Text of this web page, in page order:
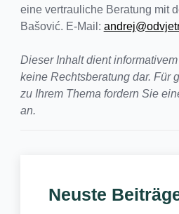
eine vertrauliche Beratung mit
Bašović. E-Mail:
Dieser Inhalt dient
keine Rechtsberatung dar. Für
zu Ihrem Thema fordern Sie
an.
Neuste